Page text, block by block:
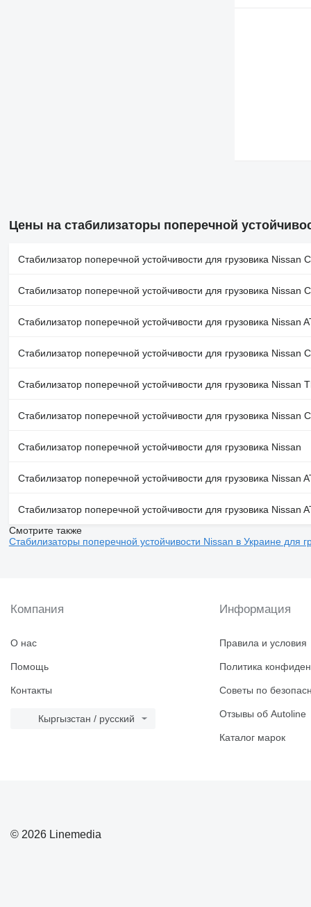
Цены на стабилизаторы поперечной
Стабилизатор поперечной устойчивости для грузовика Nissan
Стабилизатор поперечной устойчивости для грузовика Nissan
Стабилизатор поперечной устойчивости для грузовика Nissan
Стабилизатор поперечной устойчивости для грузовика Nissan
Стабилизатор поперечной устойчивости для грузовика Nissan
Стабилизатор поперечной устойчивости для грузовика Nissan
Стабилизатор поперечной устойчивости для грузовика Nissan
Стабилизатор поперечной устойчивости для грузовика Nissan
Стабилизатор поперечной устойчивости для грузовика Nissan
Смотрите также
Стабилизаторы поперечной устойчивости Nissan в Украине для
Компания
О нас
Помощь
Контакты
Кыргызстан / русский
Информация
Правила и условия
Политика
Советы по
Отзывы об Autoline
Каталог марок
© 2026 Linemedia